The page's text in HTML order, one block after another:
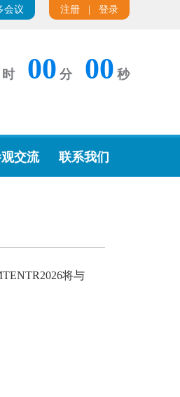
注册 登录
会议
时 00 分 00 秒
交流 联系我们
将与